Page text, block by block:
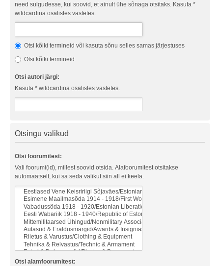
need sulgudesse, kui soovid, et ainult ühe sõnaga otsitaks. Kasuta *
wildcardina osalistes vastetes.
Otsi kõiki termineid või kasuta sõnu selles samas järjestuses
Otsi kõiki termineid
Otsi autori järgi:
Kasuta * wildcardina osalistes vastetes.
Otsingu valikud
Otsi foorumitest:
Vali foorumi(id), millest soovid otsida. Alafoorumitest otsitakse
automaatselt, kui sa seda valikut siin all ei keela.
Otsi alamfoorumitest: